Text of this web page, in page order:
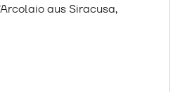
aus Siracusa,